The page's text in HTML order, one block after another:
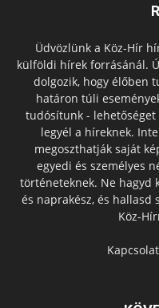
Üdvözlünk a Köz-Hír
külföldi hírek forrásánál.
dolgozik, hogy élőben
határon túli
tudósítunk - lehetőséget
legyél a híreknek.
megoszthatják saját
egyedi és személyes
történeteknek. Ne hagyd
és naprakész, és hallasd
Köz-